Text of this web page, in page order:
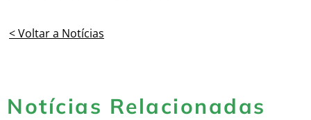
< Voltar a Notícias
Notícias Relacionadas